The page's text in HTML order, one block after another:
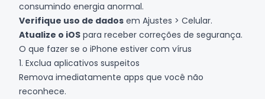
consumindo energia anormal.
Verifique uso de dados em Ajustes > Celular.
Atualize o iOS para receber correções de segurança.
O que fazer se o iPhone estiver com vírus
1. Exclua aplicativos suspeitos
Remova imediatamente apps que você não
reconhece.